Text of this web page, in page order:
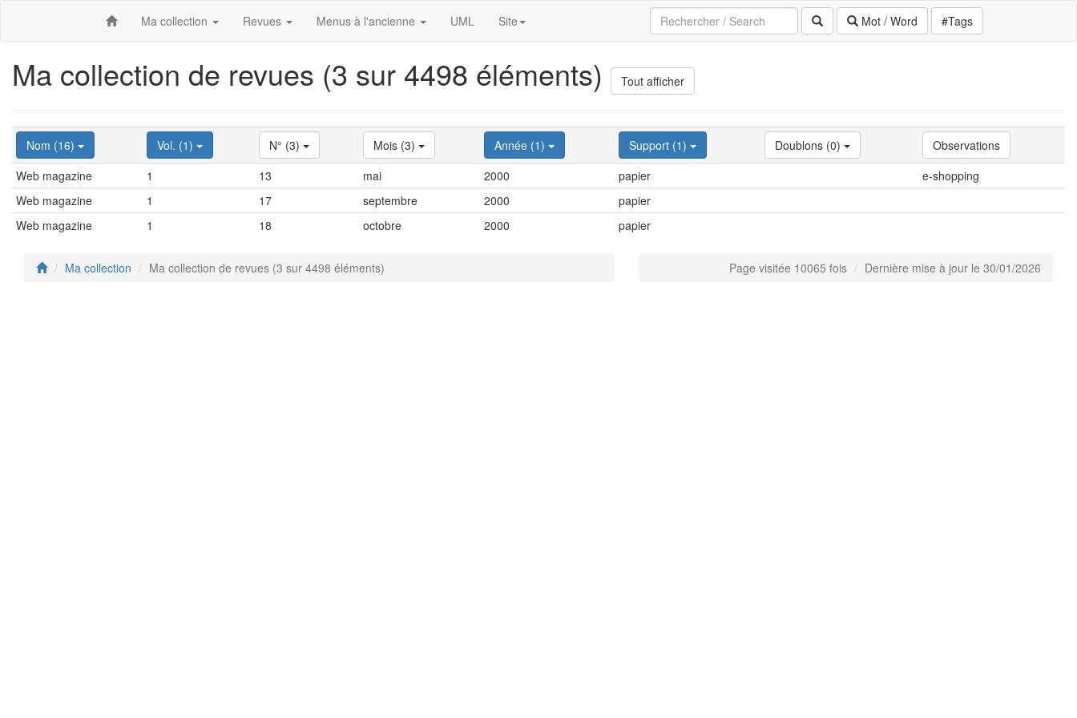
Ma collection Revues Menus à l'ancienne UML Site Mot / Word #Tags
Ma collection de revues (3 sur 4498 éléments) Tout afficher
Nom (16) Vol. (1) N° (3) Mois (3) Année (1) Support (1) Doublons (0)
Observations
Web magazine
1 13 mai 2000 papier
e-shopping
Web magazine
1 17 septembre 2000
papier
Web magazine
1 18 octobre 2000 papier
Ma collection Ma collection de revues (3 sur 4498 éléments) Page visitée 10065 fois Dernière mise à jour le 30/01/2026